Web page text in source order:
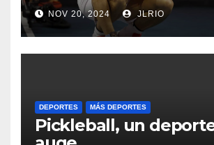
NOV 20, 2024 JLRIO
DEPORTES MÁS DEPORTES
Pickleball, un